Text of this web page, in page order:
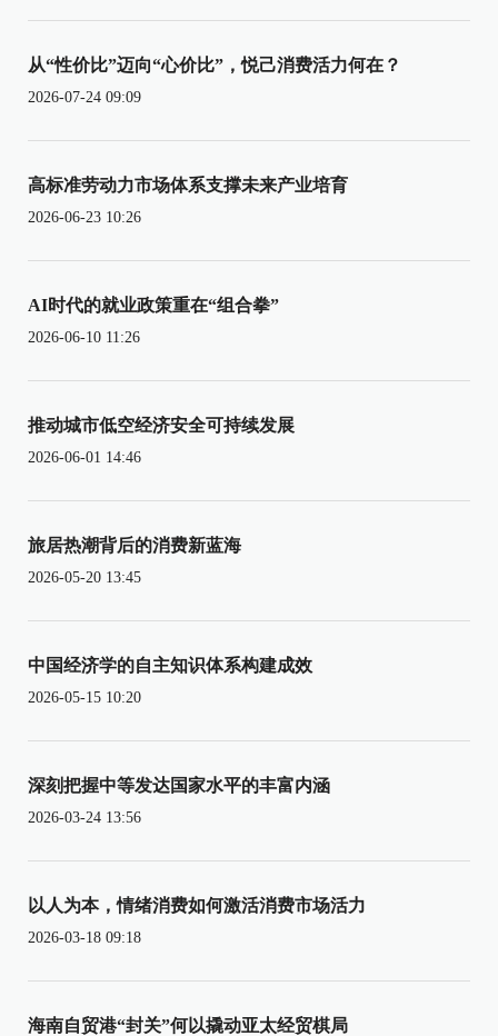
从“性价比”迈向“心价比”，悦己消费活力何在？
2026-07-24 09:09
高标准劳动力市场体系支撑未来产业培育
2026-06-23 10:26
AI时代的就业政策重在“组合拳”
2026-06-10 11:26
推动城市低空经济安全可持续发展
2026-06-01 14:46
旅居热潮背后的消费新蓝海
2026-05-20 13:45
中国经济学的自主知识体系构建成效
2026-05-15 10:20
深刻把握中等发达国家水平的丰富内涵
2026-03-24 13:56
以人为本，情绪消费如何激活消费市场活力
2026-03-18 09:18
海南自贸港“封关”何以撬动亚太经贸棋局